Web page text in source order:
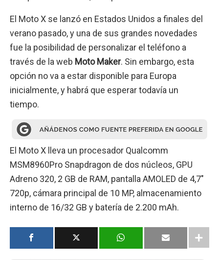
El Moto X se lanzó en Estados Unidos a finales del
verano pasado, y una de sus grandes novedades
fue la posibilidad de personalizar el teléfono a
través de la web Moto Maker. Sin embargo, esta
opción no va a estar disponible para Europa
inicialmente, y habrá que esperar todavía un
tiempo.
El Moto X lleva un procesador Qualcomm
MSM8960Pro Snapdragon de dos núcleos, GPU
Adreno 320, 2 GB de RAM, pantalla AMOLED de 4,7″
720p, cámara principal de 10 MP, almacenamiento
interno de 16/32 GB y batería de 2.200 mAh.